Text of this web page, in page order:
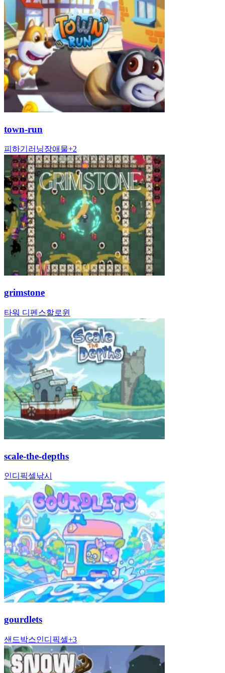
town-run
피하기 러닝장애물+2
grimstone
타워 디펜스할로윈
scale-the-depths
인디 픽셀낚시
gourdlets
샌드박스인디 픽셀+3